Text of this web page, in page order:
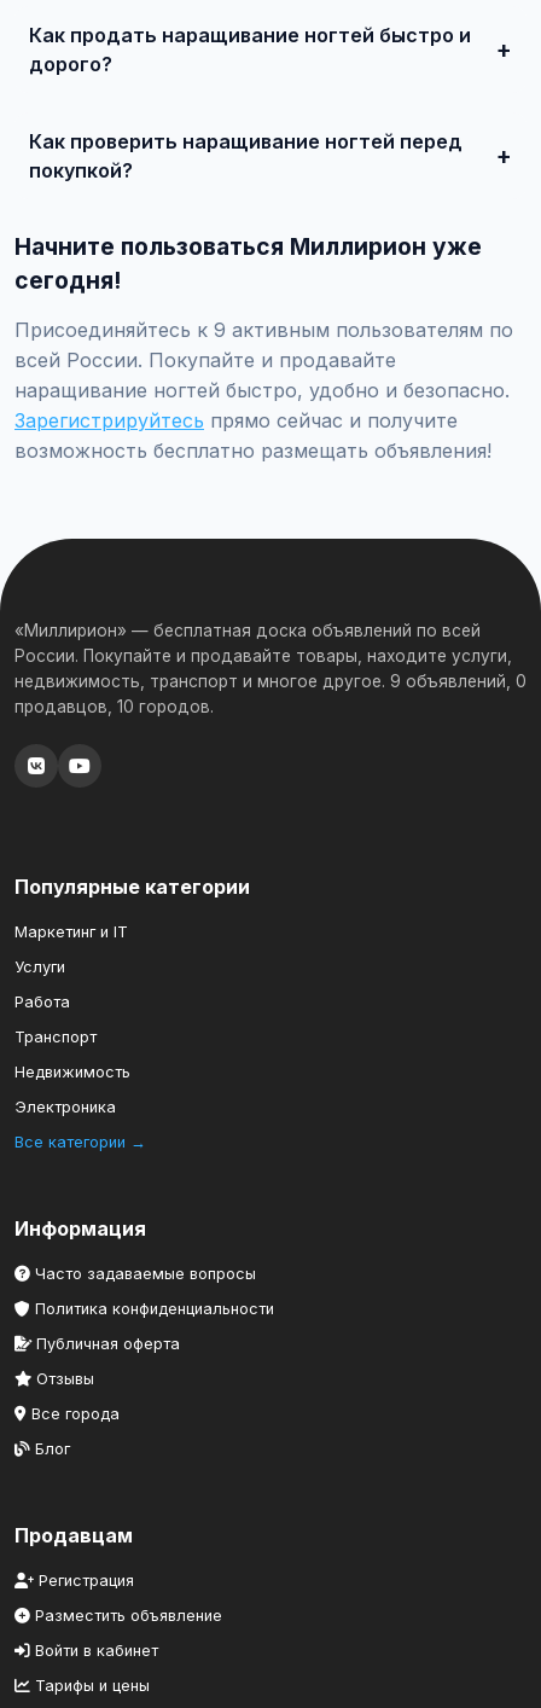
представлены предложения от 50 000 ₽ до нескольких
миллионов рублей.
Как продать наращивание ногтей быстро и
дорого?
необходимости воспользуйтесь платным продвижением
— ваше объявление поднимется в топ.
Как проверить наращивание ногтей перед
покупкой?
технического состояния и проверки пробега.
Начните пользоваться Миллирион уже
сегодня!
Присоединяйтесь к 9 активным пользователям по
всей России. Покупайте и продавайте
наращивание ногтей быстро, удобно и безопасно.
Зарегистрируйтесь прямо сейчас и получите
возможность бесплатно размещать объявления!
«Миллирион» — бесплатная доска объявлений по всей
России. Покупайте и продавайте товары, находите услуги,
недвижимость, транспорт и многое другое. 9 объявлений, 0
продавцов, 10 городов.
Популярные категории
Маркетинг и IT
Услуги
Работа
Транспорт
Недвижимость
Электроника
Все категории →
Информация
Часто задаваемые вопросы
Политика конфиденциальности
Публичная оферта
Отзывы
Все города
Блог
Продавцам
Регистрация
Разместить объявление
Войти в кабинет
Тарифы и цены